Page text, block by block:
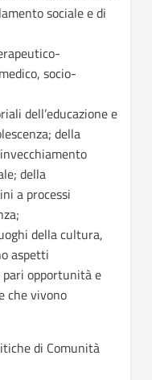
sociale e di
socio-
dell’educazione e
della
della
a processi
della cultura,
aspetti
opportunità e
che vivono
di Comunità